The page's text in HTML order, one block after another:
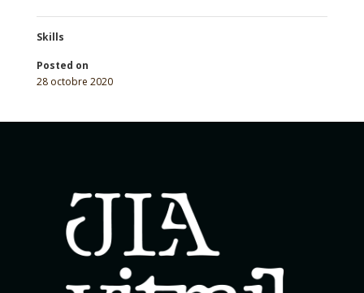
Skills
Posted on
28 octobre 2020